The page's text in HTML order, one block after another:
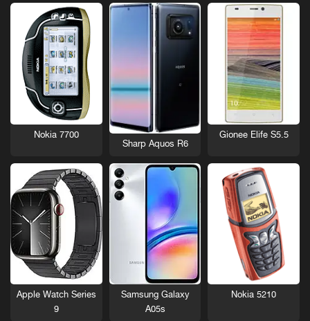
Gionee Elife S5.5
Sharp Aquos R6
Nokia 7700
Nokia 5210
Samsung Galaxy
A05s
Apple Watch Series
9